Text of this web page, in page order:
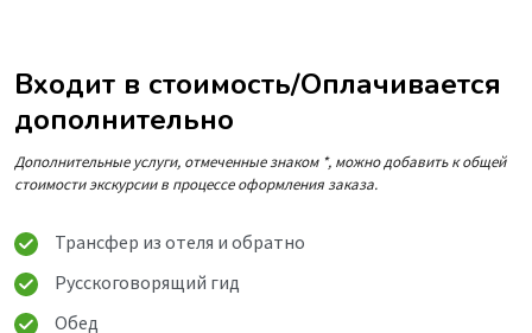
Входит в стоимость/Оплачивается
дополнительно
Дополнительные услуги, отмеченные знаком *, можно добавить к общей
стоимости экскурсии в процессе оформления заказа.
Трансфер из отеля и обратно
Русскоговорящий гид
Обед